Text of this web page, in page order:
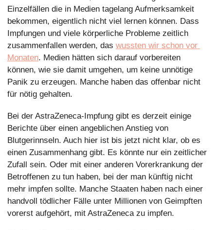
Einzelfällen die in Medien tagelang Aufmerksamkeit
bekommen, eigentlich nicht viel lernen können. Dass
Impfungen und viele körperliche Probleme zeitlich
zusammenfallen werden, das wussten wir schon vor
Monaten. Medien hätten sich darauf vorbereiten
können, wie sie damit umgehen, um keine unnötige
Panik zu erzeugen. Manche haben das offenbar nicht
für nötig gehalten.
Bei der AstraZeneca-Impfung gibt es derzeit einige
Berichte über einen angeblichen Anstieg von
Blutgerinnseln. Auch hier ist bis jetzt nicht klar, ob es
einen Zusammenhang gibt. Es könnte nur ein zeitlicher
Zufall sein. Oder mit einer anderen Vorerkrankung der
Betroffenen zu tun haben, bei der man künftig nicht
mehr impfen sollte. Manche Staaten haben nach einer
handvoll tödlicher Fälle unter Millionen von Geimpften
vorerst aufgehört, mit AstraZeneca zu impfen.